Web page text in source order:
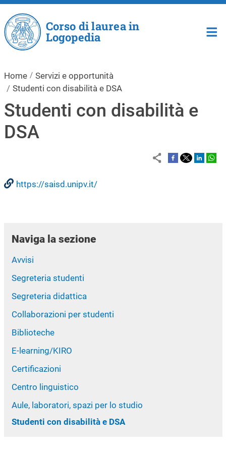
Salta al contenuto principale
Corso di laurea in
Logopedia
Home
Servizi e opportunità
Studenti con disabilità e DSA
Studenti con disabilità e
DSA
https://saisd.unipv.it/
Naviga la sezione
Avvisi
Segreteria studenti
Segreteria didattica
Collaborazioni per studenti
Biblioteche
E-learning/KIRO
Certificazioni
Centro linguistico
Aule, laboratori, spazi per lo studio
Studenti con disabilità e DSA